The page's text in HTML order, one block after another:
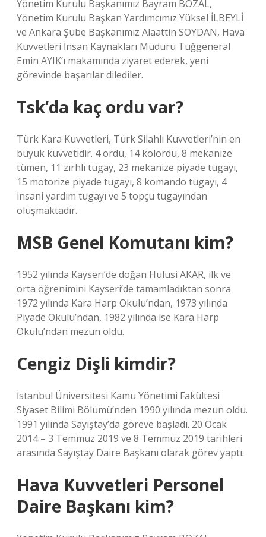
Yönetim Kurulu Başkanımız Bayram BOZAL,
Yönetim Kurulu Başkan Yardımcımız Yüksel İLBEYLİ
ve Ankara Şube Başkanımız Alaattin SOYDAN, Hava
Kuvvetleri İnsan Kaynakları Müdürü Tuğgeneral
Emin AYIK’ı makamında ziyaret ederek, yeni
görevinde başarılar dilediler.
Tsk’da kaç ordu var?
Türk Kara Kuvvetleri, Türk Silahlı Kuvvetleri’nin en
büyük kuvvetidir. 4 ordu, 14 kolordu, 8 mekanize
tümen, 11 zırhlı tugay, 23 mekanize piyade tugayı,
15 motorize piyade tugayı, 8 komando tugayı, 4
insani yardım tugayı ve 5 topçu tugayından
oluşmaktadır.
MSB Genel Komutanı kim?
1952 yılında Kayseri’de doğan Hulusi AKAR, ilk ve
orta öğrenimini Kayseri’de tamamladıktan sonra
1972 yılında Kara Harp Okulu’ndan, 1973 yılında
Piyade Okulu’ndan, 1982 yılında ise Kara Harp
Okulu’ndan mezun oldu.
Cengiz Dişli kimdir?
İstanbul Üniversitesi Kamu Yönetimi Fakültesi
Siyaset Bilimi Bölümü’nden 1990 yılında mezun oldu.
1991 yılında Sayıştay’da göreve başladı. 20 Ocak
2014 – 3 Temmuz 2019 ve 8 Temmuz 2019 tarihleri ​​
arasında Sayıştay Daire Başkanı olarak görev yaptı.
Hava Kuvvetleri Personel
Daire Başkanı kim?